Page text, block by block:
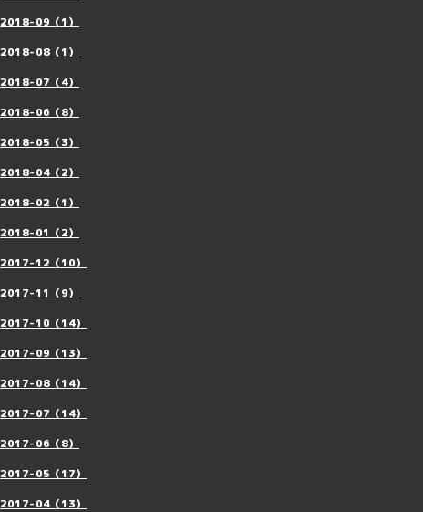
2018-09（1）
2018-08（1）
2018-07（4）
2018-06（8）
2018-05（3）
2018-04（2）
2018-02（1）
2018-01（2）
2017-12（10）
2017-11（9）
2017-10（14）
2017-09（13）
2017-08（14）
2017-07（14）
2017-06（8）
2017-05（17）
2017-04（13）